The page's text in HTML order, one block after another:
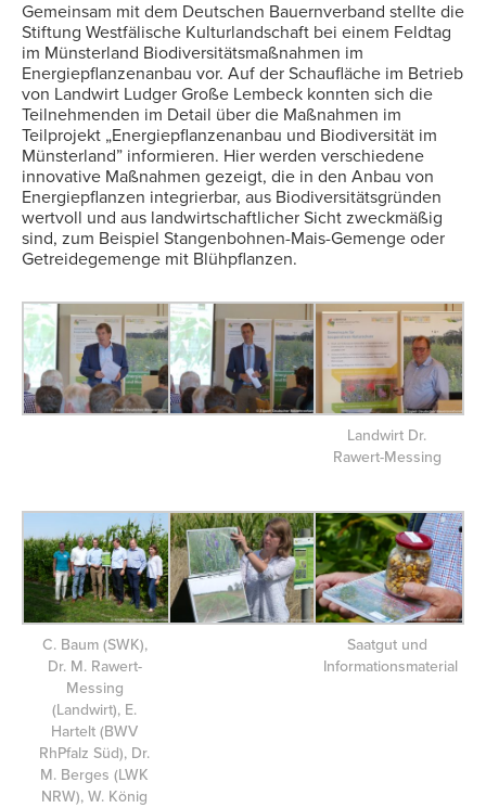
Gemeinsam mit dem Deutschen Bauernverband stellte die
Stiftung Westfälische Kulturlandschaft bei einem Feldtag
im Münsterland Biodiversitätsmaßnahmen im
Energiepflanzenanbau vor. Auf der Schaufläche im Betrieb
von Landwirt Ludger Große Lembeck konnten sich die
Teilnehmenden im Detail über die Maßnahmen im
Teilprojekt „Energiepflanzenanbau und Biodiversität im
Münsterland” informieren. Hier werden verschiedene
innovative Maßnahmen gezeigt, die in den Anbau von
Energiepflanzen integrierbar, aus Biodiversitätsgründen
wertvoll und aus landwirtschaftlicher Sicht zweckmäßig
sind, zum Beispiel Stangenbohnen-Mais-Gemenge oder
Getreidegemenge mit Blühpflanzen.
Landwirt Dr.
Rawert-Messing
C. Baum (SWK),
Dr. M. Rawert-
Messing
(Landwirt), E.
Hartelt (BWV
RhPfalz Süd), Dr.
M. Berges (LWK
NRW), W. König
Saatgut und
Informationsmaterial